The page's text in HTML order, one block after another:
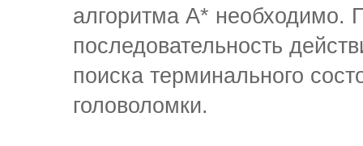
алгоритма A* необходимо.
последовательность
поиска терминального
головоломки.